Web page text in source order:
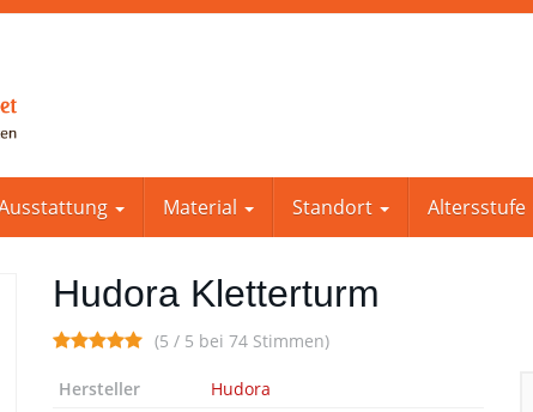
Material Standort Altersstufe
Hudora Kletterturm
(5 / 5 bei 74 Stimmen)
Hersteller
Hudora